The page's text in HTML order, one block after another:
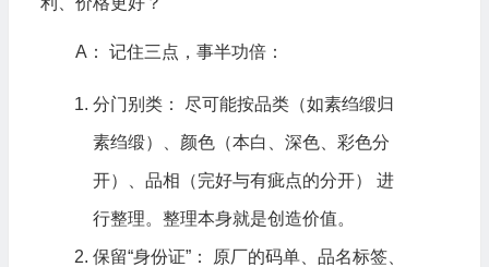
A： 记住三点，事半功倍：
分门别类： 尽可能按品类（如素绉缎归
素绉缎）、颜色（本白、深色、彩色分
开）、品相（完好与有疵点的分开） 进
行整理。整理本身就是创造价值。
保留“身份证”： 原厂的码单、品名标签、